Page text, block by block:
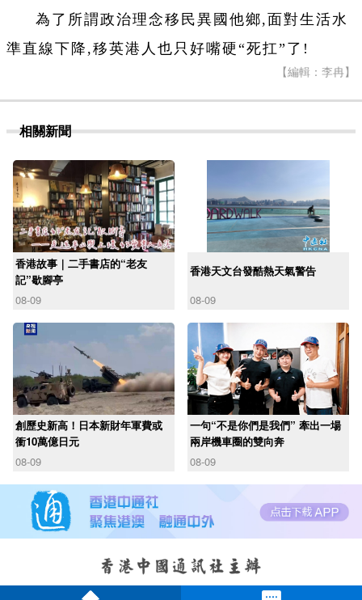
為了所謂政治理念移民異國他鄉,面對生活水
準直線下降,移英港人也只好嘴硬“死扛”了!
【編輯：李冉】
相關新聞
香港故事｜二手書店的“老友
記”歇腳亭
08-09
香港天文台發酷熱天氣警告
08-09
創歷史新高！日本新財年軍費或
衝10萬億日元
08-09
一句“不是你們是我們” 牽出一場
兩岸機車圈的雙向奔
08-09